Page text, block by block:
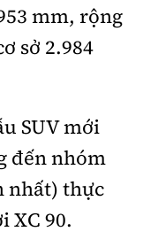
mm, rộng
sở 2.984
SUV mới
đến nhóm
nhất) thực
XC 90.